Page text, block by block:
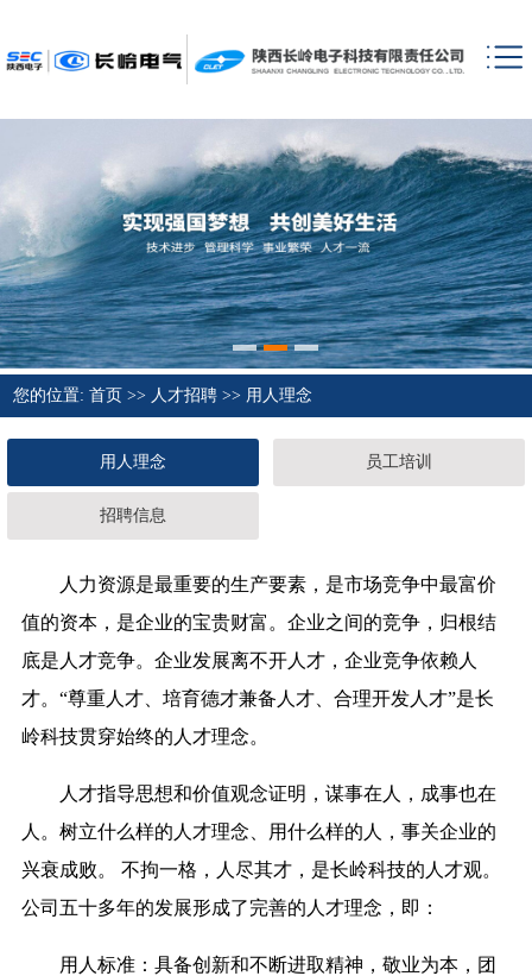
您的位置: 首页 >> 人才招聘 >> 用人理念
用人理念 员工培训
招聘信息
人力资源是最重要的生产要素，是市场竞争中最富价
值的资本，是企业的宝贵财富。企业之间的竞争，归根结
底是人才竞争。企业发展离不开人才，企业竞争依赖人
才。“尊重人才、培育德才兼备人才、合理开发人才”是长
岭科技贯穿始终的人才理念。
人才指导思想和价值观念证明，谋事在人，成事也在
人。树立什么样的人才理念、用什么样的人，事关企业的
兴衰成败。 不拘一格，人尽其才，是长岭科技的人才观。
公司五十多年的发展形成了完善的人才理念，即：
用人标准：具备创新和不断进取精神，敬业为本，团